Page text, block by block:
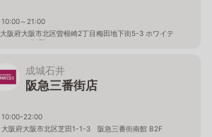
10:00～21:00
大阪府大阪市北区曽根崎2丁目梅田地下街5-3 ホワイテ
ィうめだ B1階
成城石井
阪急三番街店
10:00-22:00
大阪府大阪市北区芝田1-1-3 阪急三番街南館 B2F